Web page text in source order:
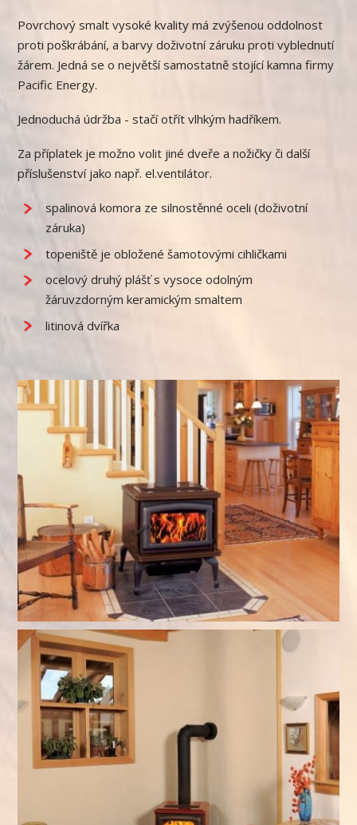
Povrchový smalt vysoké kvality má zvýšenou oddolnost
proti poškrábání, a barvy doživotní záruku proti vyblednutí
žárem. Jedná se o největší samostatně stojící kamna firmy
Pacific Energy.
Jednoduchá údržba - stačí otřít vlhkým hadříkem.
Za příplatek je možno volit jiné dveře a nožičky či další
příslušenství jako např. el.ventilátor.
spalinová komora ze silnostěnné oceli (doživotní
záruka)
topeniště je obložené šamotovými cihličkami
ocelový druhý plášť s vysoce odolným
žáruvzdorným keramickým smaltem
litinová dvířka